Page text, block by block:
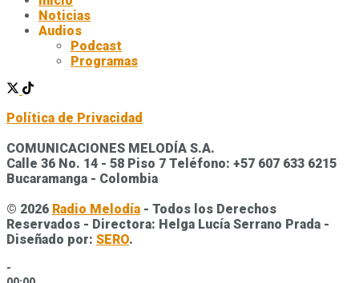
Noticias
Audios
Podcast
Programas
Política de Privacidad
COMUNICACIONES MELODÍA S.A.
Calle 36 No. 14 - 58 Piso 7 Teléfono: +57 607 633 6215
Bucaramanga - Colombia
© 2026 Radio Melodía - Todos los Derechos
Reservados - Directora: Helga Lucía Serrano Prada -
Diseñado por: SERO.
-